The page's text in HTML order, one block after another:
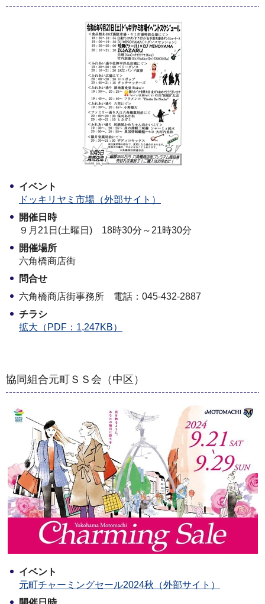
イベント
ドッキリヤミ市場（外部サイト）
開催日時
９月21日(土曜日) 18時30分～21時30分
開催場所
六角橋商店街
問合せ
六角橋商店街事務所 電話：045-432-2887
チラシ
拡大（PDF：1,247KB）
協同組合元町ＳＳ会（中区）
イベント
元町チャーミングセール2024秋（外部サイト）